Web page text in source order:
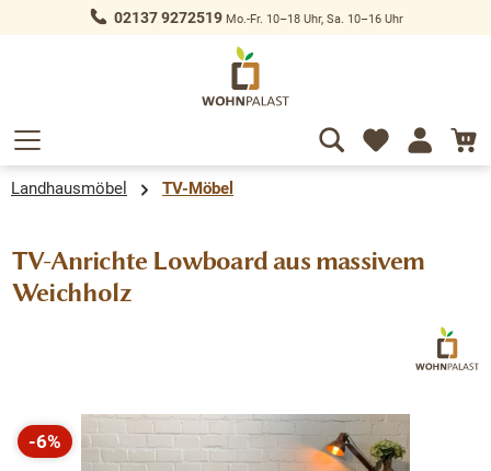
springen 02137 9272519Mo.-Fr. 10–18 Uhr, Sa. 10–16 Uhr
Landhausmöbel TV-Möbel
TV-Anrichte Lowboard aus massivem
Weichholz
Bildergalerie überspringen
-6%
Rabatt